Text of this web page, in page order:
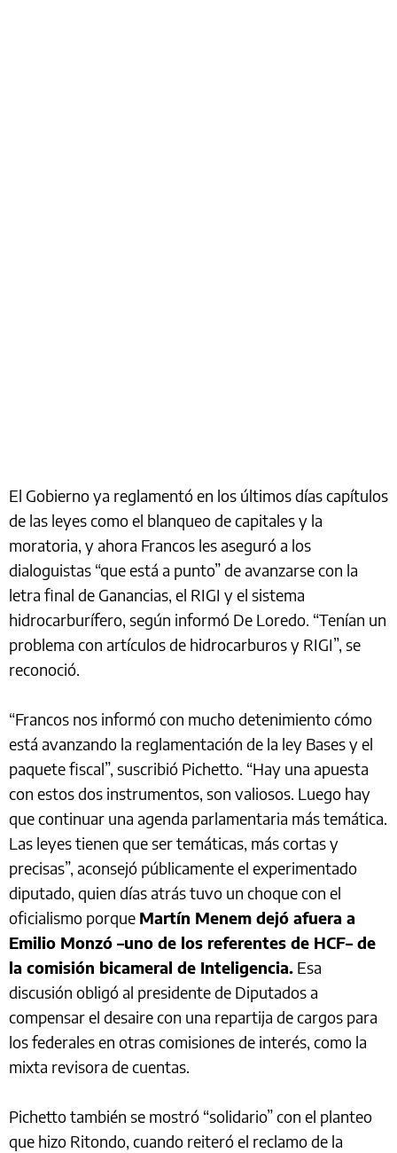
El Gobierno ya reglamentó en los últimos días capítulos
de las leyes como el blanqueo de capitales y la
moratoria, y ahora Francos les aseguró a los
dialoguistas “que está a punto” de avanzarse con la
letra final de Ganancias, el RIGI y el sistema
hidrocarburífero, según informó De Loredo. “Tenían un
problema con artículos de hidrocarburos y RIGI”, se
reconoció.
“Francos nos informó con mucho detenimiento cómo
está avanzando la reglamentación de la ley Bases y el
paquete fiscal”, suscribió Pichetto. “Hay una apuesta
con estos dos instrumentos, son valiosos. Luego hay
que continuar una agenda parlamentaria más temática.
Las leyes tienen que ser temáticas, más cortas y
precisas”, aconsejó públicamente el experimentado
diputado, quien días atrás tuvo un choque con el
oficialismo porque Martín Menem dejó afuera a
Emilio Monzó –uno de los referentes de HCF– de
la comisión bicameral de Inteligencia. Esa
discusión obligó al presidente de Diputados a
compensar el desaire con una repartija de cargos para
los federales en otras comisiones de interés, como la
mixta revisora de cuentas.
Pichetto también se mostró “solidario” con el planteo
que hizo Ritondo, cuando reiteró el reclamo de la